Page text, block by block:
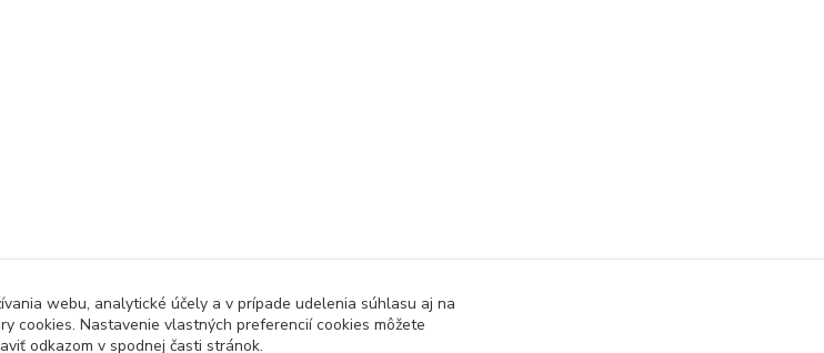
webu, analytické účely a v prípade udelenia súhlasu aj na
cookies. Nastavenie vlastných preferencií cookies môžete
odkazom v spodnej časti stránok.